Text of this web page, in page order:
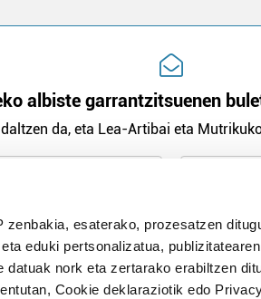
esaterako, prozesatzen
eduki pertsonalizatua,
nork eta zertarako erabiltzen
Cookie deklaraziotik edo
albiste garrantzitsuenen
da, eta Lea-Artibai eta